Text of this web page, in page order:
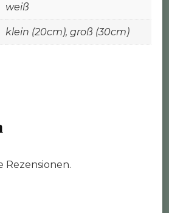
weiß
klein (20cm), groß (30cm)
Rezensionen.